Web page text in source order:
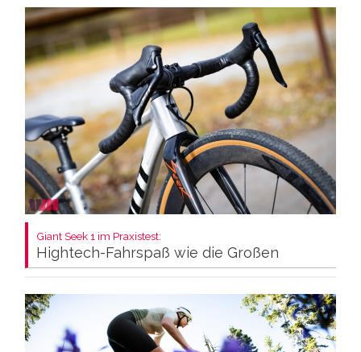
Giant Seek 1 im Praxistest:
Hightech-Fahrspaß wie die Großen